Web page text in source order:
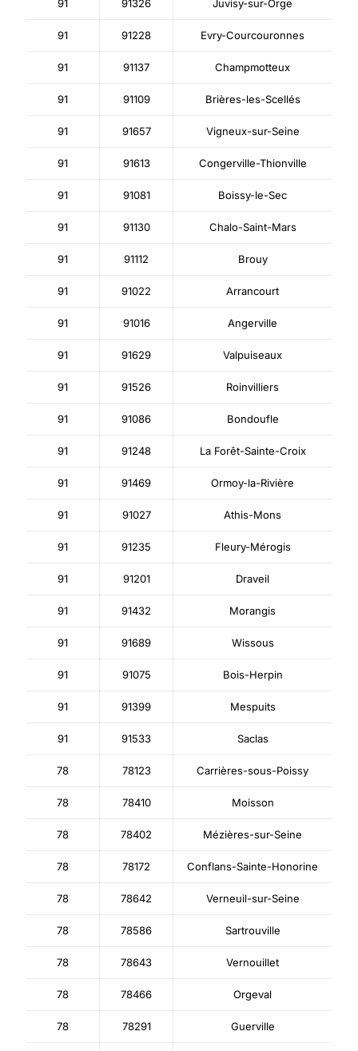
91 91326 Juvisy-sur-Orge
91 91228 Evry-Courcouronnes
91 91137 Champmotteux
91 91109 Brières-les-Scellés
91 91657 Vigneux-sur-Seine
91 91613 Congerville-Thionville
91 91081 Boissy-le-Sec
91 91130 Chalo-Saint-Mars
91 91112 Brouy
91 91022 Arrancourt
91 91016 Angerville
91 91629 Valpuiseaux
91 91526 Roinvilliers
91 91086 Bondoufle
91 91248 La Forêt-Sainte-Croix
91 91469 Ormoy-la-Rivière
91 91027 Athis-Mons
91 91235 Fleury-Mérogis
91 91201 Draveil
91 91432 Morangis
91 91689 Wissous
91 91075 Bois-Herpin
91 91399 Mespuits
91 91533 Saclas
78 78123 Carrières-sous-Poissy
78 78410 Moisson
78 78402 Mézières-sur-Seine
78 78172 Conflans-Sainte-Honorine
78 78642 Verneuil-sur-Seine
78 78586 Sartrouville
78 78643 Vernouillet
78 78466 Orgeval
78 78291 Guerville